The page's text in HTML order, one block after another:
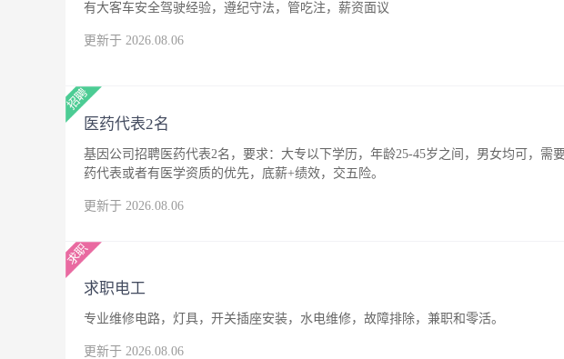
有大客车安全驾驶经验，遵纪守法，管吃注，薪资面议
更新于 2026.08.06
医药代表2名
基因公司招聘医药代表2名，要求：大专以下学历，年龄25-45岁之间，男女均可，需
药代表或者有医学资质的优先，底薪+绩效，交五险。
更新于 2026.08.06
求职电工
专业维修电路，灯具，开关插座安装，水电维修，故障排除，兼职和零活。
更新于 2026.08.06